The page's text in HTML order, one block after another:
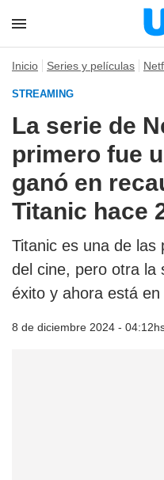
Inicio Series y películas
STREAMING
La serie de
primero fue
ganó en
Titanic hace
Titanic es una de las
del cine, pero otra la
éxito y ahora está
8 de diciembre 2024 -